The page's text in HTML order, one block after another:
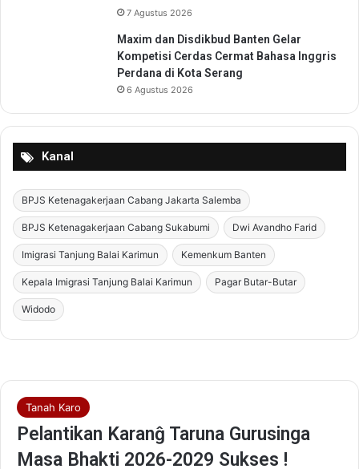
7 Agustus 2026
Maxim dan Disdikbud Banten Gelar
Kompetisi Cerdas Cermat Bahasa Inggris
Perdana di Kota Serang
6 Agustus 2026
Kanal
BPJS Ketenagakerjaan Cabang Jakarta Salemba
BPJS Ketenagakerjaan Cabang Sukabumi Dwi Avandho Farid
Imigrasi Tanjung Balai Karimun Kemenkum Banten
Kepala Imigrasi Tanjung Balai Karimun Pagar Butar-Butar
Widodo